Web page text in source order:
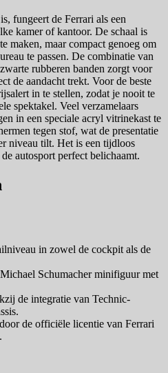
fungeert de Ferrari als een
kamer of kantoor. De schaal is
maken, maar compact genoeg om
te passen. De combinatie van
rubberen banden zorgt voor
de aandacht trekt. Voor de beste
in te stellen, zodat je nooit te
spektakel. Veel verzamelaars
in een speciale acryl vitrinekast te
tegen stof, wat de presentatie
niveau tilt. Het is een tijdloos
autosport perfect belichaamt.
in zowel de cockpit als de
Schumacher minifiguur met
de integratie van Technic-
de officiële licentie van Ferrari